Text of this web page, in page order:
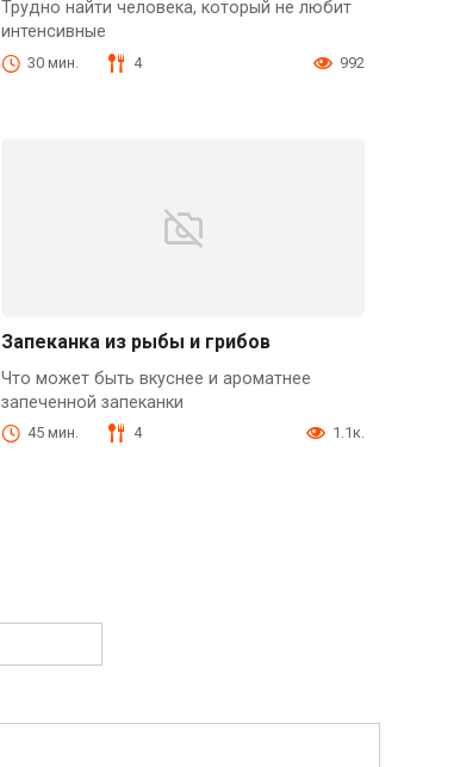
Трудно найти человека, который не любит
интенсивные
30 мин. 4 992
Запеканка из рыбы и грибов
Что может быть вкуснее и ароматнее
запеченной запеканки
45 мин. 4 1.1к.